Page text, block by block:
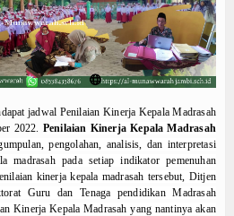
Berakhir, 120 Murid Baru Resmi Jadi
Waktu Liburan dengan Kegiatan
Angkatan V dan Tasyakuran Milad
di Masjid Al Munawwarah:
Visi, mengevaluasi kegiatan
Implementasi KBC Guru MI Al
Al Munawwarah Meriahkan Pawai MTQ
dengan benar Kegiatan Upacara
Berakhir, 120 Murid Baru Resmi Jadi
jadwal Penilaian Kinerja Kepala Madrasah
2022. Penilaian Kinerja Kepala Madrasah
pengolahan, analisis, dan interpretasi
madrasah pada setiap indikator pemenuhan
kinerja kepala madrasah tersebut, Ditjen
Guru dan Tenaga pendidikan Madrasah
Kinerja Kepala Madrasah yang nantinya akan